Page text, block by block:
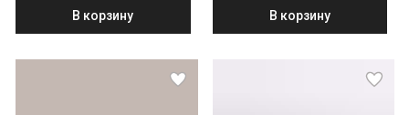
В корзину
В корзину